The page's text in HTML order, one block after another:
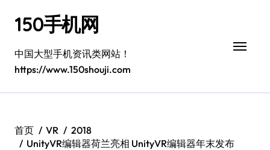
150手机网
中国大型手机资讯类网站！
https://www.150shouji.com
首页 VR
2018
UnityVR编辑器荷兰亮相 UnityVR编辑器年末发布